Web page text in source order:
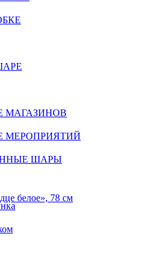
МАГАЗИНОВ
МЕРОПРИЯТИЙ
ШАРЫ
белое», 78 см